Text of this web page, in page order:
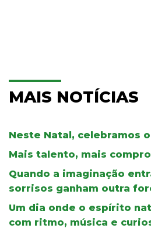
MAIS NOTÍCIAS
Neste Natal, celebramos
Mais talento, mais
Quando a imaginação
sorrisos ganham outra
Um dia onde o espírito
com ritmo, música e